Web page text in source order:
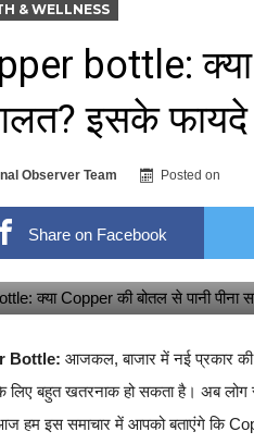
& WELLNESS
bottle: क्या
इसके
Observer Team Posted on
Share on Facebook
Bottle: आजकल, बाजार में नई प्रकार की
लिए बहुत खतरनाक हो सकता है। अब लोग
हम इस समाचार में आपको बताएंगे कि